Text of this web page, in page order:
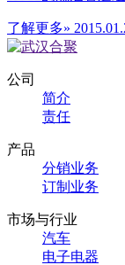
了解更多»
公司
简介
责任
产品
分销业务
订制业务
市场与行业
汽车
电子电器